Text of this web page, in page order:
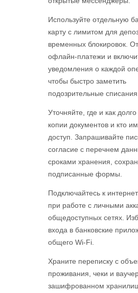
Используйте отдельную
карту с лимитом для
временных блокировок.
офлайн-платежи и
уведомления о каждой
чтобы быстро заметить
подозрительные списания.
Уточняйте, где и как
копии документов и кто
доступ. Запрашивайте
согласие с перечнем
сроками хранения,
подписанные формы.
Подключайтесь к
при работе с личными
общедоступных сетях.
входа в банковские
общего Wi-Fi.
Храните переписку с
проживания, чеки и
зашифрованном